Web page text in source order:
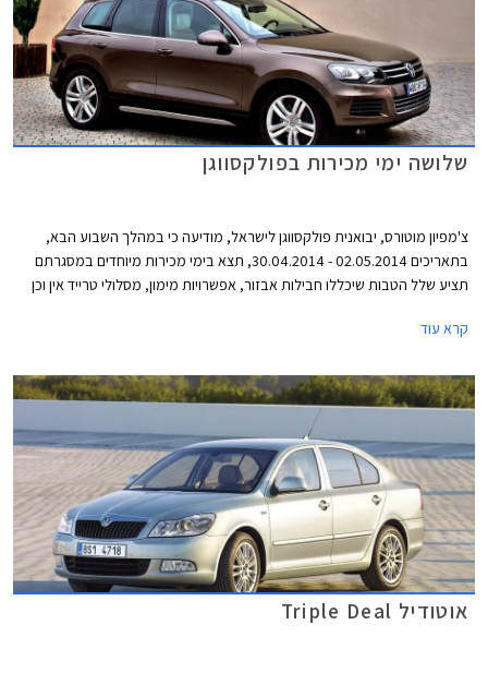
שלושה ימי מכירות בפולקסווגן
צ'מפיון מוטורס, יבואנית פולקסווגן לישראל, מודיעה כי במהלך השבוע הבא,
בתאריכים 02.05.2014 - 30.04.2014, תצא בימי מכירות מיוחדים במסגרתם
תציע שלל הטבות שיכללו חבילות אבזור, אפשרויות מימון, מסלולי טרייד אין וכן
קרא עוד
אוטודיל Triple Deal